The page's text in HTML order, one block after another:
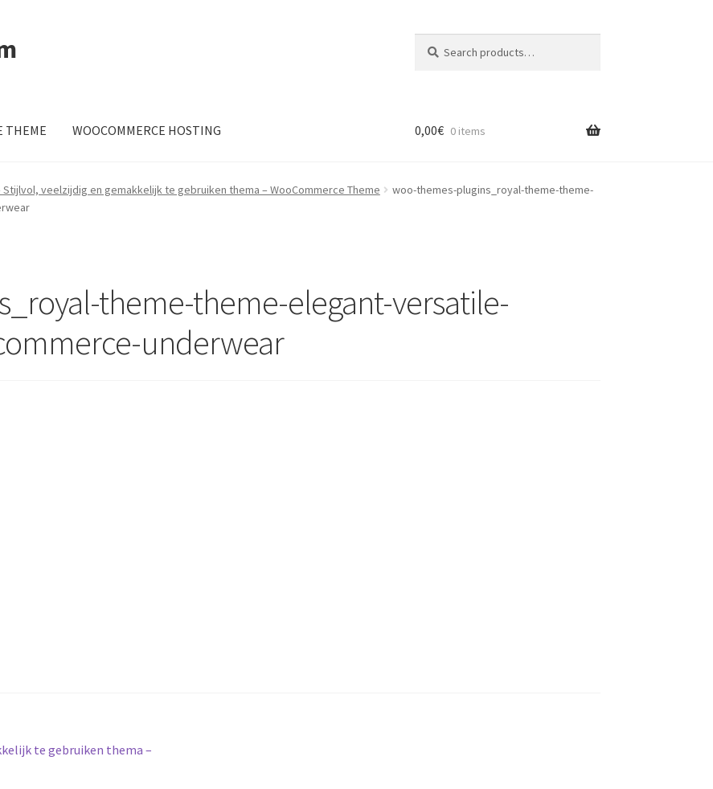
for:
THEME WOOCOMMERCE HOSTING 0,00€ 0 items
Stijlvol, veelzijdig en gemakkelijk te gebruiken thema – WooCommerce Theme
woo-themes-plugins_royal-theme-theme-
theme-theme-elegant-versatile-
underwear
te gebruiken thema –